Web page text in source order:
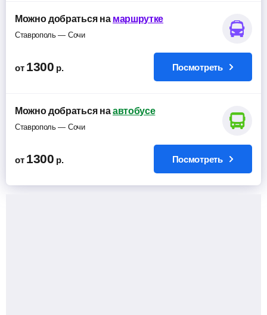
Можно добраться на маршрутке
Ставрополь — Сочи
от 1300 р. Посмотреть
Можно добраться наавтобусе
Ставрополь — Сочи
от 1300 р. Посмотреть